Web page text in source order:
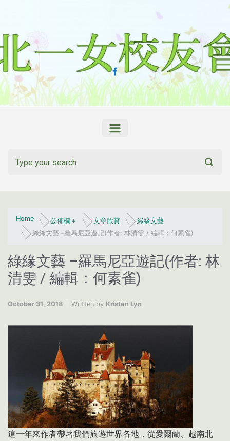
Home 公佈欄＋ 文章欣賞
綠緣文藝
綠緣文藝 –羅馬尼亞遊記(作者: 林清雯 / 編輯：何素雀)
綠緣文藝 –羅馬尼亞遊記(作者: 林
清雯 / 編輯：何素雀)
October 31, 2018 Written by Kristen Lyn
這一年來作者帶著我們旅遊世界各地，從愛爾蘭、越南北